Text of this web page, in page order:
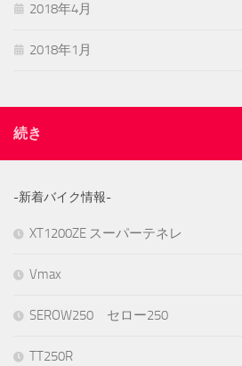
2018年4月
2018年1月
続き
-新着バイク情報-
XT1200ZE スーパーテネレ
Vmax
SEROW250 セロー250
TT250R